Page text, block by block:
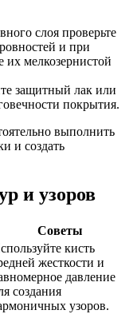
слоя проверьте
и при
их мелкозернистой
защитный лак или
покрытия.
выполнить
и создать
и узоров
Советы
кисть
жесткости и
давление
создания
узоров.